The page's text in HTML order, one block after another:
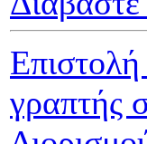
γραπτής